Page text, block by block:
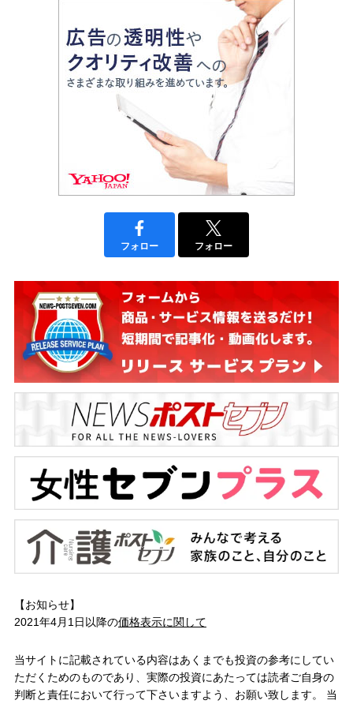
フォロー フォロー
【お知らせ】
2021年4月1日以降の価格表示に関して
当サイトに記載されている内容はあくまでも投資の参考にしてい
ただくためのものであり、実際の投資にあたっては読者ご自身の
判断と責任において行って下さいますよう、お願い致します。 当